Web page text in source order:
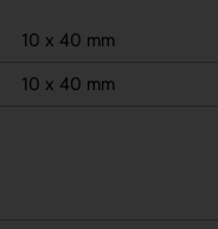
10 x 40 mm
10 x 40 mm